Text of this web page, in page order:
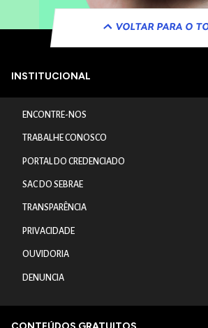
VOLTAR PARA O
INSTITUCIONAL
ENCONTRE-NOS
TRABALHE CONOSCO
PORTAL DO CREDENCIADO
SAC DO SEBRAE
TRANSPARÊNCIA
PRIVACIDADE
OUVIDORIA
DENUNCIA